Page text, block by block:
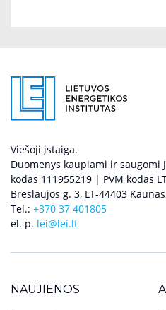
Viešoji įstaiga.
Duomenys kaupiami ir
kodas 111955219 | PVM kodas
Breslaujos g. 3, LT-44403
Tel.: +370 37 401805
el. p. lei@lei.lt
NAUJIENOS